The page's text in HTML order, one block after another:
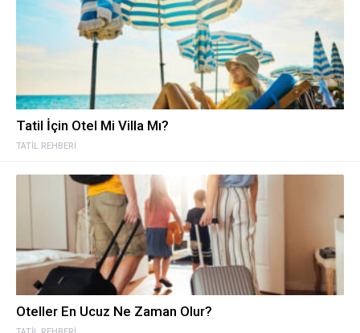
TATIL REHBERI
Tatil İçin Otel Mi Villa Mı?
Oteller En Ucuz Ne Zaman Olur?